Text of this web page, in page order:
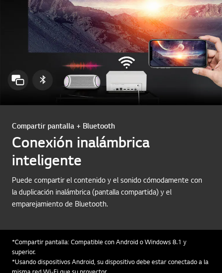
Compartir pantalla + Bluetooth
Conexión inalámbrica
inteligente
Puede compartir el contenido y el sonido cómodamente con
la duplicación inalámbrica (pantalla compartida) y el
emparejamiento de Bluetooth.
*Compartir pantalla: Compatible con Android o Windows 8.1 y
superior.
*Usando dispositivos Android, su dispositivo debe estar conectado a la